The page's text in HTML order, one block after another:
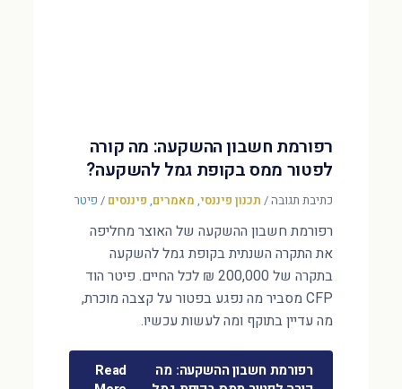
רפורמת חשבון ההשקעה: מה קורה
לפטור ממס בקופת גמל להשקעה?
כתיבת תגובה/ תכנון פיננסי, מאמרים, פיננסים / פיטר
רפורמת חשבון ההשקעה של האוצר מחליפה
את התקרה השנתית בקופת גמל להשקעה
בתקרה של 200,000 ₪ לכל החיים. פיטר הוד
CFP מסביר מה נפגע בפטור על קצבה מוכרת,
מה עדיין בתוקף ומה לעשות עכשיו.
רפורמת חשבון ההשקעה: מה
Read